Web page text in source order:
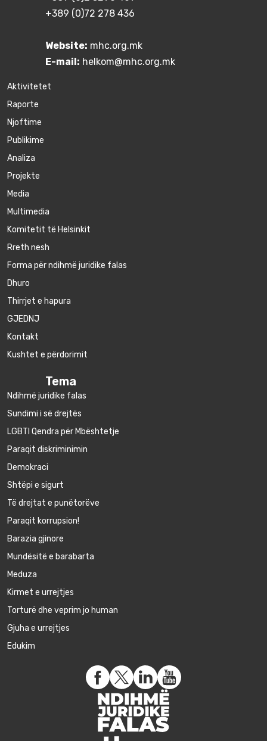
+389 (0)72 278 436
Website: mhc.org.mk
E-mail: helkom@mhc.org.mk
Aktivitetet
Raporte
Njoftime
Publikime
Аnaliza
Projekte
Media
Multimedia
Komitetit të Helsinkit
Rreth nesh
Forma për ndihmë juridike falas
Dhuro
Thirrjet e hapura
GJEDNJ
Kontakt
Kushtet e përdorimit
Tema
Ndihmë juridike falas
Sundimi i së drejtës
LGBTI Qendra për Mbështetje
Paraqit diskriminimin
Demokraci
Shtëpi e sigurt
Të drejtat e punëtorëve
Paraqit korrupsion!
Barazia gjinore
Mundësitë e barabarta
Meduza
Kirmet e urrejtjes
Torturë dhe veprim jo human
Gjuha e urrejtjes
Edukim